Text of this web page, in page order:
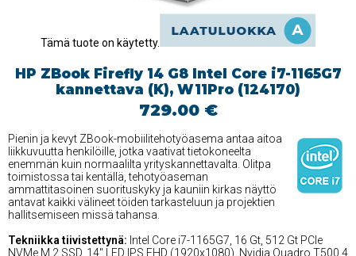
Tämä tuote on käytetty.
HP ZBook Firefly 14 G8 Intel Core i7-1165G7
kannettava (K), W11Pro (124170)
729.00 €
Pienin ja kevyt ZBook-mobiilitehotyöasema antaa aitoa
liikkuvuutta henkilöille, jotka vaativat tietokoneelta
enemmän kuin normaalilta yrityskannettavalta. Olitpa
toimistossa tai kentällä, tehotyöaseman
ammattitasoinen suorituskyky ja kauniin kirkas näyttö
antavat kaikki välineet töiden tarkasteluun ja projektien
hallitsemiseen missä tahansa.
Tekniikka tiivistettynä: Intel Core i7-1165G7, 16 Gt, 512 Gt PCIe
NVMe M.2 SSD, 14'' LED IPS FHD (1920x1080), Nvidia Quadro T500 4